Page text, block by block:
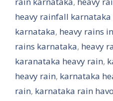
heavy rainfall karnataka
karnataka, heavy rains
rains karnataka, heavy
karanataka heavy rain,
heavy rain, karnataka
rain, karnataka rain